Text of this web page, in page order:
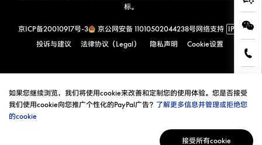
标。
京ICP备20010917号-3 京公网安备 11010502044238号网络支持 IPv6
投诉与建议
法律协议（Legal） 隐私声明 Cookie设置
如果您继续浏览，我们将使用cookie来改善和定制您的使用体验。您是否接受
我们使用cookie向您推广个性化的PayPal广告？ 了解更多信息并管理或拒绝您
的cookie
接受所有cookie